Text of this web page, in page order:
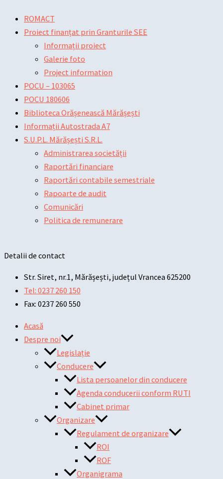
content
Menu
ROMACT
Proiect finanțat prin Granturile SEE
Informații proiect
Galerie foto
Project information
POCU – 103065
POCU 180606
Biblioteca Orășenească Mărășești
Informații Autostrada A7
S.U.P.L. Mărășești S.R.L.
Administrarea societății
Raportări financiare
Raportări contabile semestriale
Rapoarte de audit
Comunicări
Politica de remunerare
Detalii de contact
Str. Siret, nr.1, Mărășești, județul Vrancea 625200
Tel: 0237 260 150
Fax: 0237 260 550
Acasă
Despre noi
Legislație
Conducere
Lista persoanelor din conducere
Agenda conducerii conform RUTI
Cabinet primar
Organizare
Regulament de organizare
ROI
ROF
Organigrama
Menunavigation